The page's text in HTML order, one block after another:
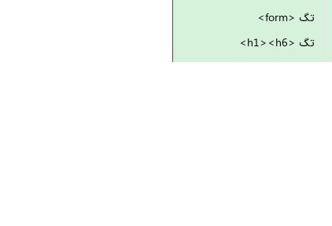
تگ <form>
تگ <h1><h6>
تگ <head>